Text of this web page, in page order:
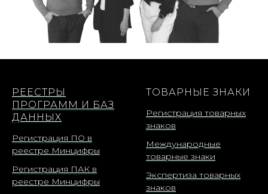
РЕЕСТРЫ
ПРОГРАММ И БАЗ
ДАННЫХ
Регистрация ПО в
реестре Минцифры
Регистрация ПАК в
реестре Минцифры
ТОВАРНЫЕ ЗНАКИ
Регистрация товарных
знаков
Международные
товарные знаки
Экспертиза товарных
знаков